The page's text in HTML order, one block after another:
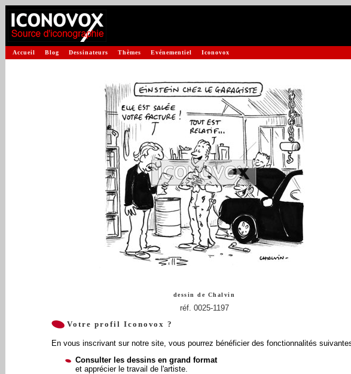
Accueil Blog Dessinateurs Thèmes Evénementiel Iconovox
dessin de Chalvin
réf. 0025-1197
Votre profil Iconovox ?
En vous inscrivant sur notre site, vous pourrez bénéficier des fonctionnalités
Consulter les dessins en grand format
et apprécier le travail de l'artiste.